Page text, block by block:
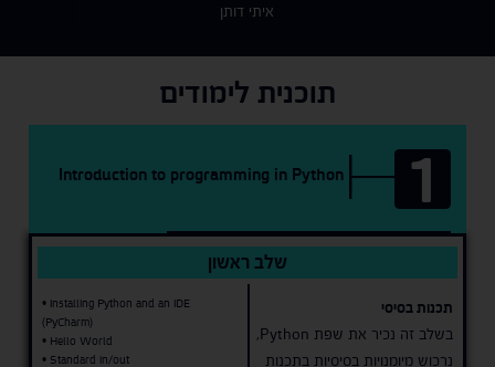
איתי דותן
תוכנית לימודים
1
Introduction to programming in Python
שלב ראשון
• Installing Python and an IDE
(PyCharm)
• Hello World
• Standard in/out
תכנות בסיסי
בשלב זה נכיר את שפת Python,
נרכוש מיומנויות בסיסיות בתכנות